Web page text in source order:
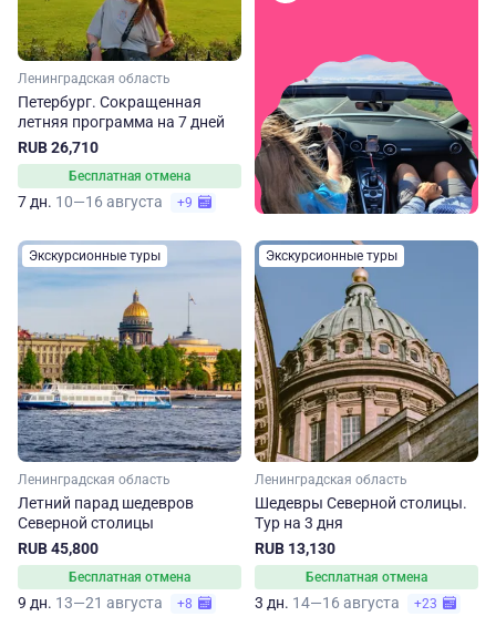
Ленинградская область
Петербург. Сокращенная
летняя программа на 7 дней
RUB 26,710
Бесплатная отмена
7 дн. 10—16 августа +9
Экскурсионные туры
Ленинградская область
Летний парад шедевров
Северной столицы
RUB 45,800
Бесплатная отмена
9 дн. 13—21 августа +8
Экскурсионные туры
Ленинградская область
Шедевры Северной столицы.
Тур на 3 дня
RUB 13,130
Бесплатная отмена
3 дн. 14—16 августа +23